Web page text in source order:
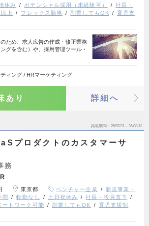
休み ポテンシャル採用（未経験可）
社長・
上 フレックス勤務 副業してもOK
育児支
ため、求人広告の作成・修正業務
グを含む）や、採用管理ツール・
ィング / HRマーケティング
あり 詳細へ
掲載期間 26/07/31～26/08/13
プロダクトのカスタマーサ
務
東京都 ベンチャー企業
新規事業・
問 転勤なし 土日祝休み
社長・役員直下
ートワーク可能 副業してもOK
育児支援制